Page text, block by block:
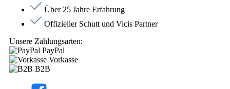
Über 25 Jahre Erfahrung
Offizieller Schutt und Vicis Partner
Unsere Zahlungsarten:
PayPal
Vorkasse
B2B